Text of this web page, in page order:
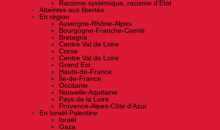
Racisme systémique, racisme d'État
Atteintes aux libertés
En région
Auvergne-Rhône-Alpes
Bourgogne-Franche-Comté
Bretagne
Centre Val de Loire
Corse
Centre Val de Loire
Grand Est
Hauts-de-France
Île-de-France
Occitanie
Nouvelle-Aquitaine
Pays de la Loire
Provence-Alpes-Côte d'Azur
En Israël-Palestine
Israël
Gaza